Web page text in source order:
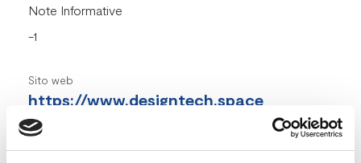
Note Informative
-1
Sito web
https://www.designtech.space
Codice campagna
20250001